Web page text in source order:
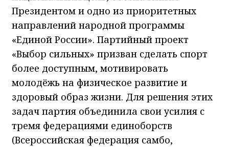
Президентом и одно из приоритетных
направлений народной программы
«Единой России». Партийный проект
«Выбор сильных» призван сделать спорт
более доступным, мотивировать
молодёжь на физическое развитие и
здоровый образ жизни. Для решения этих
задач партия объединила свои усилия с
тремя федерациями единоборств
(Всероссийская федерация самбо,